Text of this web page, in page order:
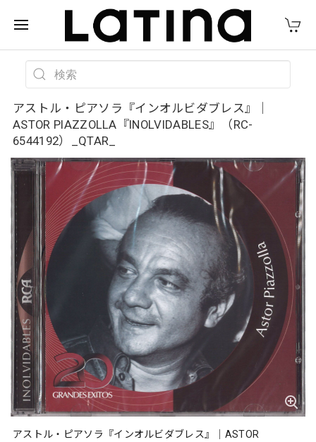
アストル・ピアソラ『インオルビダブレス』｜
ASTOR PIAZZOLLA『INOLVIDABLES』（RC-
6544192）_QTAR_
アストル・ピアソラ『インオルビダブレス』｜ASTOR